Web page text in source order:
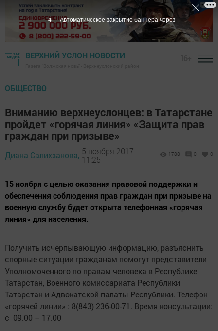
ВЕРХНИЙ УСЛОН НОВОСТИ
ОБЩЕСТВО
Вниманию верхнеуслонцев: в Татарстане
пройдет «горячая линия» «Защита прав
граждан при призыве»
Диана Салихзанова, 5 ноября 2017 -
11:25
1788 0 0
15 ноября с целью оказания правовой поддержки и
обеспечения соблюдения прав граждан при призыве на
военную службу будет открыта телефонная «горячая
линия» для населения.
Получить исчерпывающую информацию, разъяснить
спорные ситуации гражданам помогут представители
Уполномоченного по правам человека в Республике
Татарстан, Военного комиссариата Республики
Татарстан и Адвокатской палаты Республики. Телефон
«горячей линии» : 8(843) 236-00-71. Время консультации:
с 09.00 – 17.00
3 Автоматическое закрытие баннера через